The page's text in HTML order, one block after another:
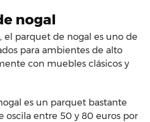
nogal
el parquet de nogal es uno de
para ambientes de alto
con muebles clásicos y
es un parquet bastante
oscila entre 50 y 80 euros por